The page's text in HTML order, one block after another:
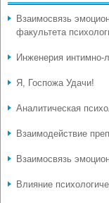
Взаимосвязь
факультета
Инженерия интимно-
Я, Госпожа Удачи!
Аналитическая
Взаимодействие
Взаимосвязь
Влияние